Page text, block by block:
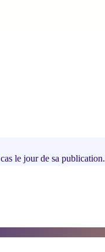
le jour de sa publication.